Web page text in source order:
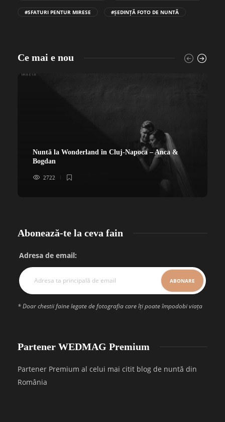
#SFATURI PENTUR MIRESE #ȘEDINȚĂ FOTO DE NUNTĂ
Ce mai e nou
Nuntă la Wonderland în Cluj-Napoca – Anca &
Bogdan
2722
Abonează-te la ceva fain
Adresa de email:
* Doar chestii faine legate de fotografia care îți poate împodobi viața
Partener WEDMAG Premium
Partener Premium al celui mai citit blog de nuntă din
România